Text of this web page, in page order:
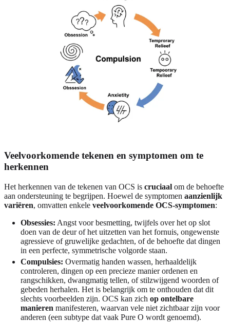
Veelvoorkomende tekenen en symptomen om te
herkennen
Het herkennen van de tekenen van OCS is cruciaal om de behoefte
aan ondersteuning te begrijpen. Hoewel de symptomen aanzienlijk
variëren, omvatten enkele veelvoorkomende OCS-symptomen:
Obsessies: Angst voor besmetting, twijfels over het op slot
doen van de deur of het uitzetten van het fornuis, ongewenste
agressieve of gruwelijke gedachten, of de behoefte dat dingen
in een perfecte, symmetrische volgorde staan.
Compulsies: Overmatig handen wassen, herhaaldelijk
controleren, dingen op een precieze manier ordenen en
rangschikken, dwangmatig tellen, of stilzwijgend woorden of
gebeden herhalen. Het is belangrijk om te onthouden dat dit
slechts voorbeelden zijn. OCS kan zich op ontelbare
manieren manifesteren, waarvan vele niet zichtbaar zijn voor
anderen (een subtype dat vaak Pure O wordt genoemd).